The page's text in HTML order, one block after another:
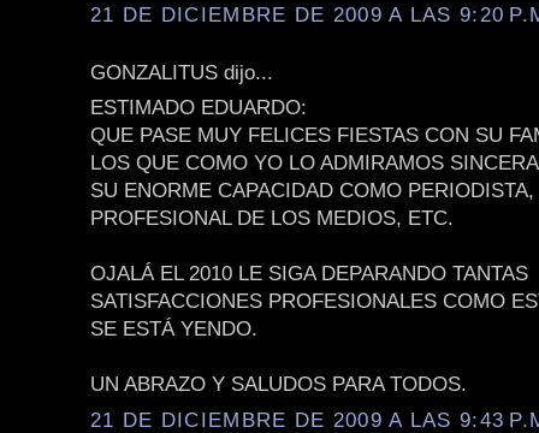
21 DE DICIEMBRE DE 2009 A LAS 9:20
GONZALITUS dijo...
ESTIMADO EDUARDO:
QUE PASE MUY FELICES FIESTAS CON SU
LOS QUE COMO YO LO ADMIRAMOS
SU ENORME CAPACIDAD COMO
PROFESIONAL DE LOS MEDIOS, ETC.
OJALÁ EL 2010 LE SIGA DEPARANDO TANTAS
SATISFACCIONES PROFESIONALES COMO
SE ESTÁ YENDO.
UN ABRAZO Y SALUDOS PARA TODOS.
21 DE DICIEMBRE DE 2009 A LAS 9:43